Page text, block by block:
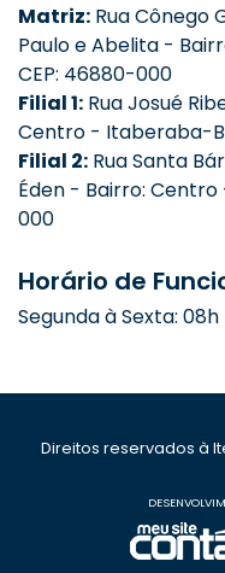
Matriz: Rua Cônego
Paulo e Abelita -
CEP: 46880-000
Filial 1: Rua Josué
Centro - Itaberaba-
Filial 2: Rua Santa
Éden - Bairro:
000
Horário de
Segunda à Sexta: 08h
Direitos reservados à